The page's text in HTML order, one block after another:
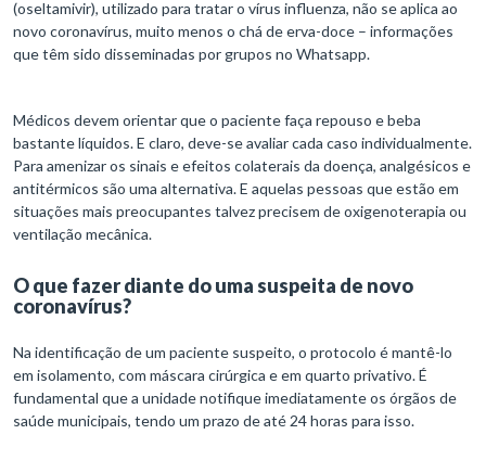
(oseltamivir), utilizado para tratar o vírus influenza, não se aplica ao
novo coronavírus, muito menos o chá de erva-doce – informações
que têm sido disseminadas por grupos no Whatsapp.
Médicos devem orientar que o paciente faça repouso e beba
bastante líquidos. E claro, deve-se avaliar cada caso individualmente.
Para amenizar os sinais e efeitos colaterais da doença, analgésicos e
antitérmicos são uma alternativa. E aquelas pessoas que estão em
situações mais preocupantes talvez precisem de oxigenoterapia ou
ventilação mecânica.
O que fazer diante do uma suspeita de novo
coronavírus?
Na identificação de um paciente suspeito, o protocolo é mantê-lo
em isolamento, com máscara cirúrgica e em quarto privativo. É
fundamental que a unidade notifique imediatamente os órgãos de
saúde municipais, tendo um prazo de até 24 horas para isso.